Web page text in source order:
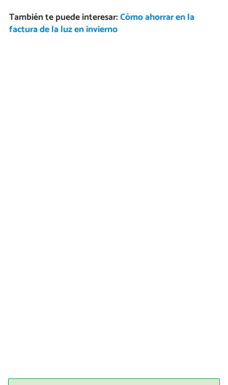
También te puede interesar:Cómo ahorrar en la
factura de la luz en invierno